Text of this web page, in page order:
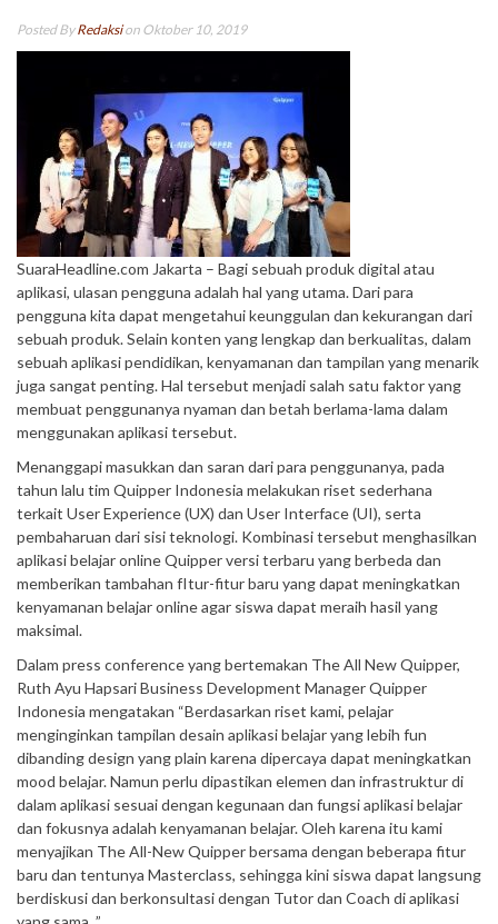
Posted ByRedaksion Oktober 10, 2019
SuaraHeadline.com Jakarta – Bagi sebuah produk digital atau
aplikasi, ulasan pengguna adalah hal yang utama. Dari para
pengguna kita dapat mengetahui keunggulan dan kekurangan dari
sebuah produk. Selain konten yang lengkap dan berkualitas, dalam
sebuah aplikasi pendidikan, kenyamanan dan tampilan yang menarik
juga sangat penting. Hal tersebut menjadi salah satu faktor yang
membuat penggunanya nyaman dan betah berlama-lama dalam
menggunakan aplikasi tersebut.
Menanggapi masukkan dan saran dari para penggunanya, pada
tahun lalu tim Quipper Indonesia melakukan riset sederhana
terkait User Experience (UX) dan User Interface (UI), serta
pembaharuan dari sisi teknologi. Kombinasi tersebut menghasilkan
aplikasi belajar online Quipper versi terbaru yang berbeda dan
memberikan tambahan fItur-fitur baru yang dapat meningkatkan
kenyamanan belajar online agar siswa dapat meraih hasil yang
maksimal.
Dalam press conference yang bertemakan The All New Quipper,
Ruth Ayu Hapsari Business Development Manager Quipper
Indonesia mengatakan “Berdasarkan riset kami, pelajar
menginginkan tampilan desain aplikasi belajar yang lebih fun
dibanding design yang plain karena dipercaya dapat meningkatkan
mood belajar. Namun perlu dipastikan elemen dan infrastruktur di
dalam aplikasi sesuai dengan kegunaan dan fungsi aplikasi belajar
dan fokusnya adalah kenyamanan belajar. Oleh karena itu kami
menyajikan The All-New Quipper bersama dengan beberapa fitur
baru dan tentunya Masterclass, sehingga kini siswa dapat langsung
berdiskusi dan berkonsultasi dengan Tutor dan Coach di aplikasi